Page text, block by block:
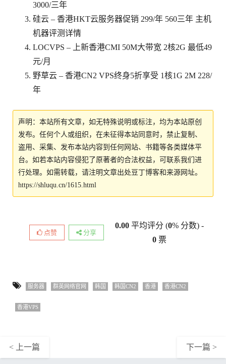
3000/三年
硅云 – 香港HKT云服务器促销 299/年 560三年 主机
机器评测详情
LOCVPS – 上新香港CMI 50M大带宽 2核2G 最低49
元/月
野草云 – 香港CN2 VPS终身5折享受 1核1G 2M 228/
年
声明：本站所有文章，如无特殊说明或标注，均为本站原创
发布。任何个人或组织，在未征得本站同意时，禁止复制、
盗用、采集、发布本站内容到任何网站、书籍等各类媒体平
台。如若本站内容侵犯了原著者的合法权益，可联系我们进
行处理。如需转载，请注明文章出处豆丁博客和来源网址。
https://shluqu.cn/1615.html
点赞 分享
0.00 平均评分 (0% 分数) -
0 票
服务器 群英网络官网 韩国 韩国CN2 香港 香港CN2
香港VPS
< 上一篇 下一篇 >